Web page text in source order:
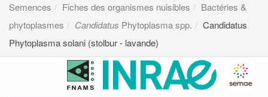
Semences
Fiches des organismes nuisibles
Bactéries &
phytoplasmes
Candidatus Phytoplasma spp.
Candidatus
Phytoplasma solani (stolbur - lavande)